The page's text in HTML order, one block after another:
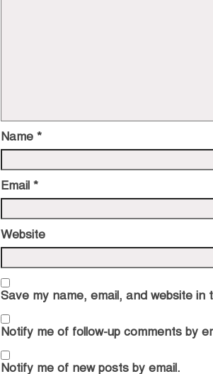
Name *
Email *
Website
Save my name, email, and website
Notify me of follow-up comments by
Notify me of new posts by email.